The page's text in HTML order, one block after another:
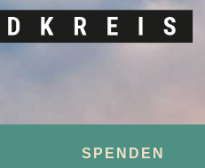
SPENDEN